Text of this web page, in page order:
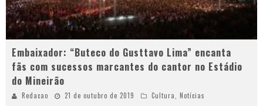
Embaixador: “Buteco do Gusttavo Lima” encanta
fãs com sucessos marcantes do cantor no Estádio
do Mineirão
Redacao 21 de outubro de 2019 Cultura, Notícias